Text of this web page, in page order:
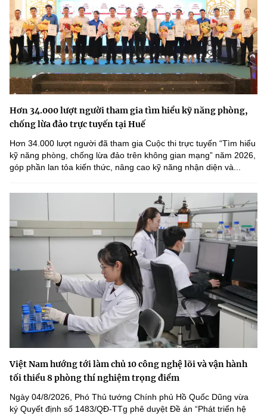
Hơn 34.000 lượt người tham gia tìm hiểu kỹ năng phòng,
chống lừa đảo trực tuyến tại Huế
Hơn 34.000 lượt người đã tham gia Cuộc thi trực tuyến “Tìm hiểu
kỹ năng phòng, chống lừa đảo trên không gian mạng” năm 2026,
góp phần lan tỏa kiến thức, nâng cao kỹ năng nhận diện và...
Việt Nam hướng tới làm chủ 10 công nghệ lõi và vận hành
tối thiểu 8 phòng thí nghiệm trọng điểm
Ngày 04/8/2026, Phó Thủ tướng Chính phủ Hồ Quốc Dũng vừa
ký Quyết định số 1483/QĐ-TTg phê duyệt Đề án “Phát triển hệ